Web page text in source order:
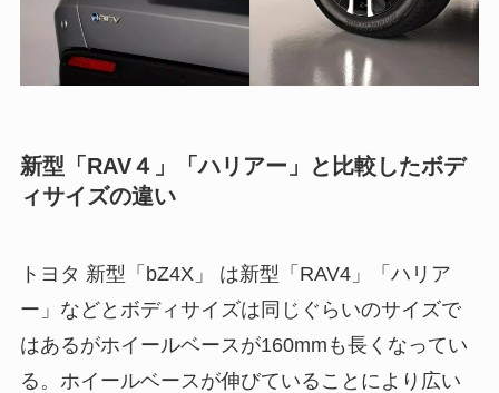
新型「RAV４」「ハリアー」と比較したボデ
ィサイズの違い
トヨタ 新型「bZ4X」 は新型「RAV4」「ハリア
ー」などとボディサイズは同じぐらいのサイズで
はあるがホイールベースが160mmも長くなってい
る。ホイールベースが伸びていることにより広い